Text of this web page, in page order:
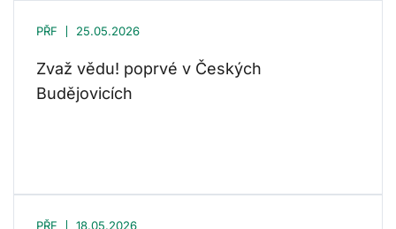
PŘF 25.05.2026
Zvaž vědu! poprvé v Českých
Budějovicích
PŘF 18.05.2026